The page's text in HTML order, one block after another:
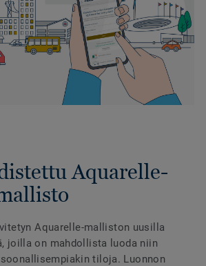
Aquarelle-
Aquarelle-malliston uusilla
joilla on mahdollista luoda niin
tiloja. Luonnon